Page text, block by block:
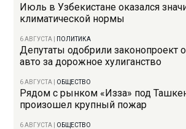
Июль в Узбекистане оказался
климатической нормы
6 АВГУСТА ПОЛИТИКА
Депутаты одобрили законопроект
авто за дорожное хулиганство
6 АВГУСТА ОБЩЕСТВО
Рядом с рынком «Изза» под
произошел крупный пожар
6 АВГУСТА ОБЩЕСТВО